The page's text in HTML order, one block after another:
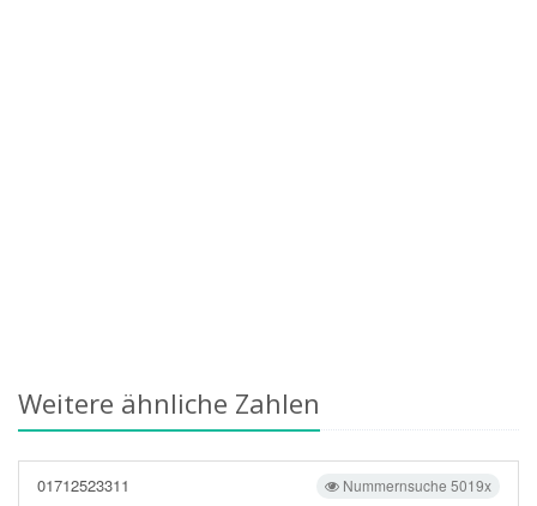
Weitere ähnliche Zahlen
Nummernsuche 5019x
01712523311